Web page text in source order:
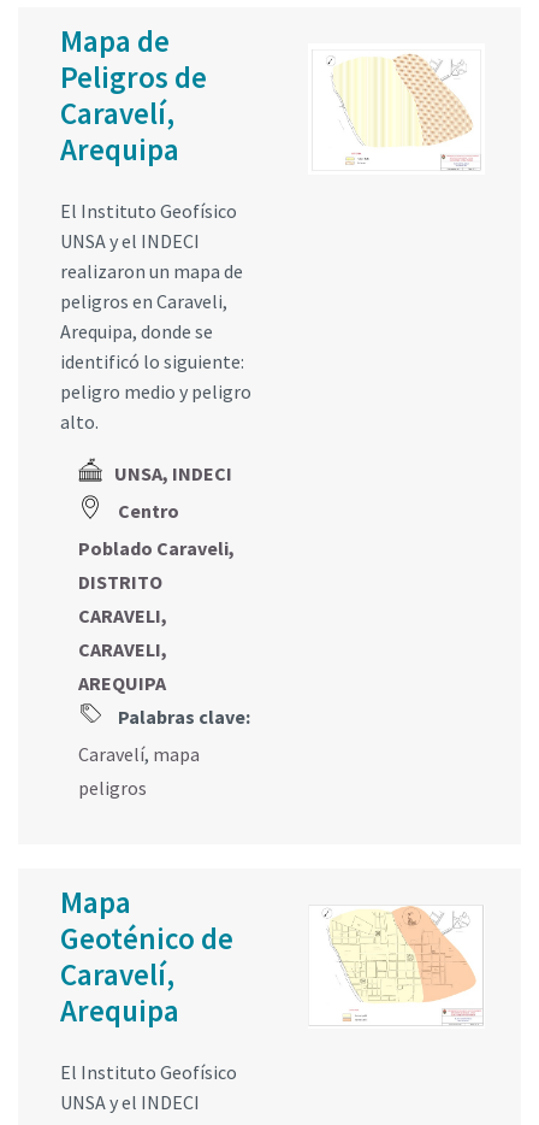
Mapa de
Peligros de
Caravelí,
Arequipa
El Instituto Geofísico
UNSA y el INDECI
realizaron un mapa de
peligros en Caraveli,
Arequipa, donde se
identificó lo siguiente:
peligro medio y peligro
alto.
UNSA, INDECI
Centro
Poblado Caraveli,
DISTRITO
CARAVELI,
CARAVELI,
AREQUIPA
Palabras clave:
Caravelí, mapa
peligros
Mapa
Geoténico de
Caravelí,
Arequipa
El Instituto Geofísico
UNSA y el INDECI